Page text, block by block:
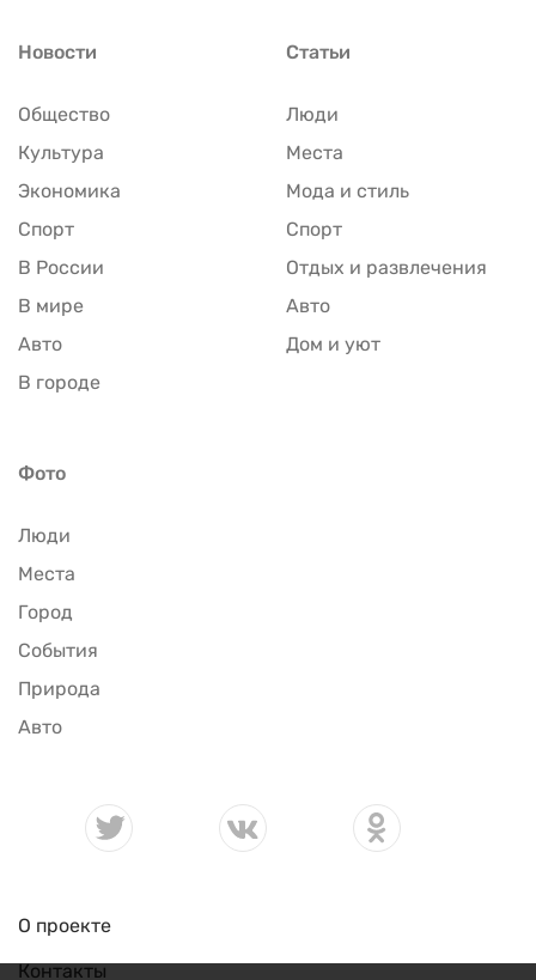
Новости
Общество
Культура
Экономика
Спорт
В России
В мире
Авто
В городе
Статьи
Люди
Места
Мода и стиль
Спорт
Отдых и развлечения
Авто
Дом и уют
Фото
Люди
Места
Город
События
Природа
Авто
О проекте
Контакты